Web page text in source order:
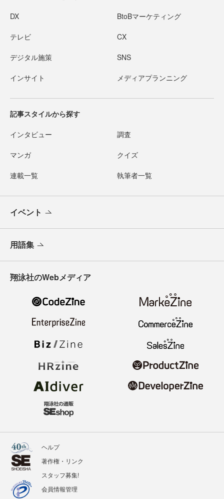
DX BtoBマーケティング
テレビ CX
デジタル施策 SNS
インサイト メディアプランニング
記事スタイルから探す
インタビュー 調査
マンガ クイズ
連載一覧 執筆者一覧
イベント
用語集
翔泳社のWebメディア
ヘルプ
著作権・リンク
スタッフ募集!
会員情報管理